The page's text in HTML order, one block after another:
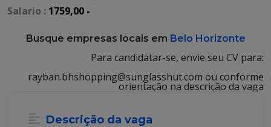
Salario : 1759,00 -
Busque empresas locais em Belo Horizonte
Para candidatar-se, envie seu CV para:
rayban.bhshopping@sunglasshut.com ou conforme
orientação na descrição da vaga
Descrição da vaga